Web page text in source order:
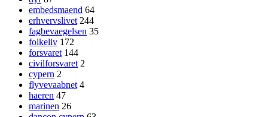
embedsmaend 64
erhvervslivet 244
fagbevaegelsen 35
folkeliv 172
forsvaret 144
civilforsvaret 2
cypern 2
flyvevaabnet 4
haeren 47
marinen 26